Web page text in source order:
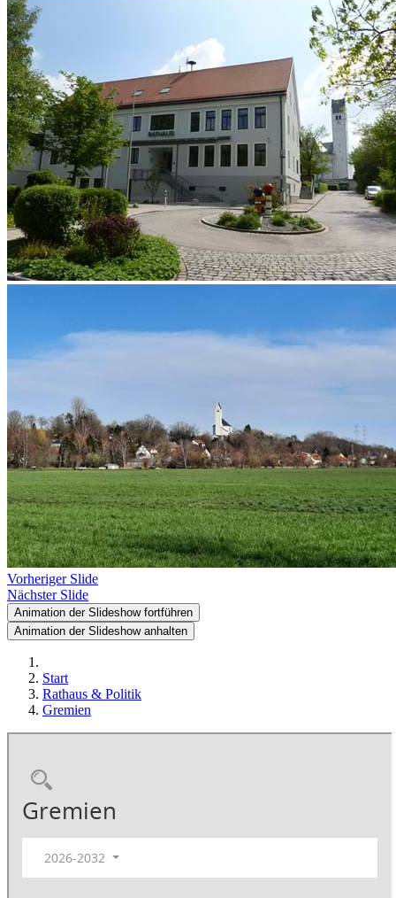
Vorheriger Slide
Nächster Slide
Animation der Slideshow fortführen
Animation der Slideshow anhalten
Start
Rathaus & Politik
Gremien